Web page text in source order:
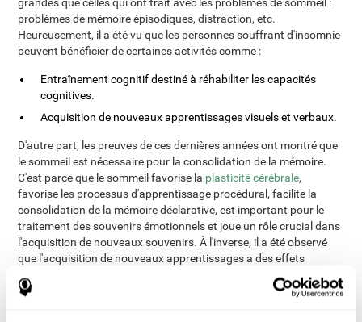
problèmes de mémoire épisodiques, distraction, etc.
Heureusement, il a été vu que les personnes souffrant d'insomnie
peuvent bénéficier de certaines activités comme :
Entraînement cognitif destiné à réhabiliter les capacités
cognitives.
Acquisition de nouveaux apprentissages visuels et verbaux.
D'autre part, les preuves de ces dernières années ont montré que
le sommeil est nécessaire pour la consolidation de la mémoire.
C'est parce que le sommeil favorise la plasticité cérébrale,
favorise les processus d'apprentissage procédural, facilite la
consolidation de la mémoire déclarative, est important pour le
traitement des souvenirs émotionnels et joue un rôle crucial dans
l'acquisition de nouveaux souvenirs. À l'inverse, il a été observé
que l'acquisition de nouveaux apprentissages a des effets
positifs sur la structure du sommeil. Après l'apprentissage, la
proportion de sommeil REM augmente, les mouvements rapides